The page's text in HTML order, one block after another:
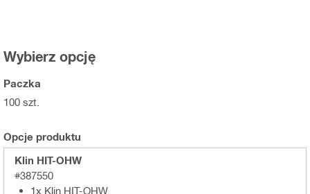
Wybierz opcję
Paczka
100 szt.
Opcje produktu
Klin HIT-OHW
#387550
1x Klin HIT-OHW